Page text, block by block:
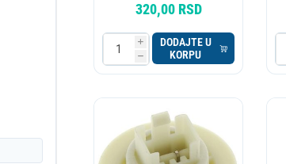
320,00 RSD
i
h
DODAJTE U
KORPU